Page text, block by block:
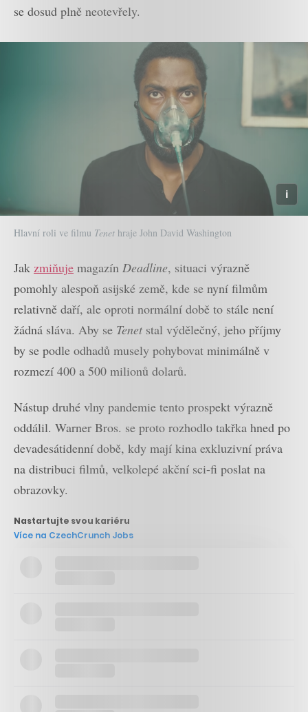
se dosud plně neotevřely.
Hlavní roli ve filmu Tenet hraje John David Washington
Jak zmiňuje magazín Deadline, situaci výrazně
pomohly alespoň asijské země, kde se nyní filmům
relativně daří, ale oproti normální době to stále není
žádná sláva. Aby se Tenet stal výdělečný, jeho příjmy
by se podle odhadů musely pohybovat minimálně v
rozmezí 400 a 500 milionů dolarů.
Nástup druhé vlny pandemie tento prospekt výrazně
oddálil. Warner Bros. se proto rozhodlo takřka hned po
devadesátidenní době, kdy mají kina exkluzivní práva
na distribuci filmů, velkolepé akční sci-fi poslat na
obrazovky.
Nastartujte svou kariéru
Více na CzechCrunch Jobs